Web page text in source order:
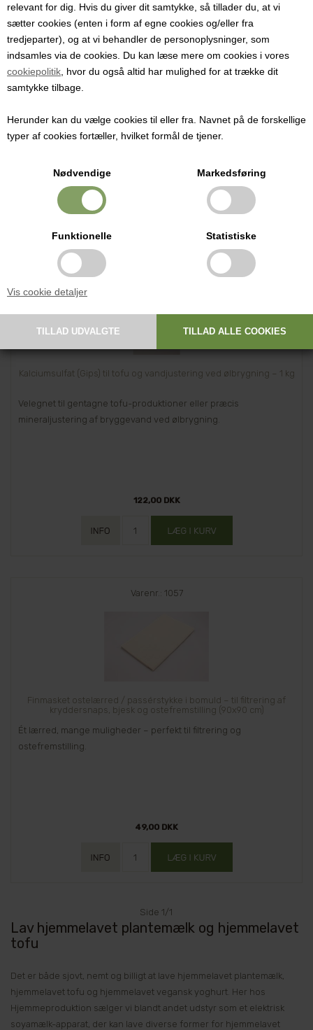
relevant for dig. Hvis du giver dit samtykke, så tillader du, at vi
sætter cookies (enten i form af egne cookies og/eller fra
tredjeparter), og at vi behandler de personoplysninger, som
indsamles via de cookies. Du kan læse mere om cookies i vores
cookiepolitik , hvor du også altid har mulighed for at trække dit
samtykke tilbage.
Herunder kan du vælge cookies til eller fra. Navnet på de forskellige
typer af cookies fortæller, hvilket formål de tjener.
Nødvendige Markedsføring
Funktionelle Statistiske
Vis cookie detaljer
Kalciumsulfat (Gips) til tofu og vandjustering i ølbrygning – 100 g
Velegnet til små batch tofu eller præcis pH-justering af brygvand
ved hjemmebrygning.
Kalciumsulfat (Gips) til tofu og vandjustering ved ølbrygning – 1 kg
Velegnet til gentagne tofu-produktioner eller præcis
mineraljustering af bryggevand ved ølbrygning.
122,00 DKK
Varenr.: 1057
Finmasket ostelærred / passérstykke i bomuld – til filtrering af
kryddersnaps, bjesk og ostefremstilling (90x90 cm)
Ét lærred, mange muligheder – perfekt til filtrering og
ostefremstilling.
49,00 DKK
Side 1/1
Lav hjemmelavet plantemælk og hjemmelavet
tofu
Det er både sjovt, nemt og billigt at lave hjemmelavet plantemælk,
hjemmelavet tofu og hjemmelavet vegansk yoghurt. Her hos
Hjemmeproduktion sælger vi blandt andet udstyr som et elektrisk
soyamælk-apparat, der kan lave diverse former for hjemmelavet